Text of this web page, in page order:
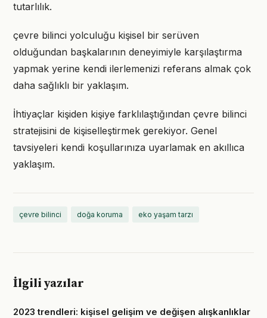
tutarlılık.
çevre bilinci yolculuğu kişisel bir serüven
olduğundan başkalarının deneyimiyle karşılaştırma
yapmak yerine kendi ilerlemenizi referans almak çok
daha sağlıklı bir yaklaşım.
İhtiyaçlar kişiden kişiye farklılaştığından çevre bilinci
stratejisini de kişiselleştirmek gerekiyor. Genel
tavsiyeleri kendi koşullarınıza uyarlamak en akıllıca
yaklaşım.
çevre bilinci doğa koruma eko yaşam tarzı
İlgili yazılar
2023 trendleri: kişisel gelişim ve değişen alışkanlıklar